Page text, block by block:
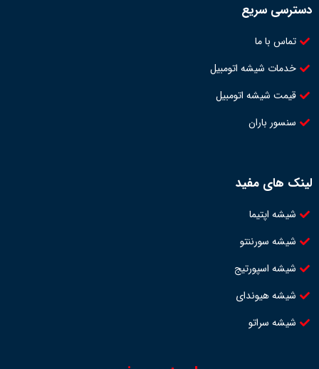
دسترسی سریع
تماس با ما
خدمات شیشه اتومبیل
قیمت شیشه اتومبیل
سنسور باران
لینک های مفید
شیشه اپتیما
شیشه سورننتو
شیشه اسپورتیج
شیشه هیوندای
شیشه سراتو